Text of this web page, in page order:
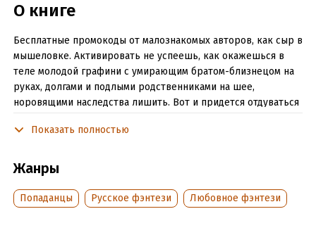
О книге
Бесплатные промокоды от малознакомых авторов, как сыр в
мышеловке. Активировать не успеешь, как окажешься в
теле молодой графини с умирающим братом-близнецом на
руках, долгами и подлыми родственниками на шее,
норовящими наследства лишить. Вот и придется отдуваться
пронырливый маг-следователь проходу не дает.
- решительная героиня
Показать полностью
Жанры
Попаданцы Русское фэнтези Любовное фэнтези